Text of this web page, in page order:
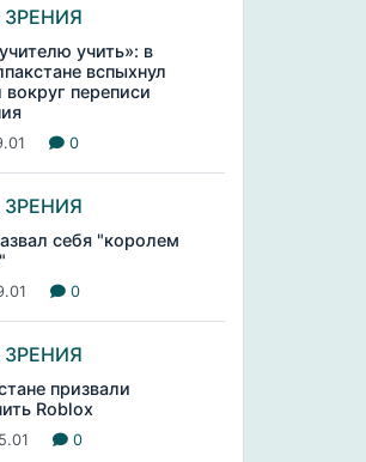
учить»: в
вспыхнул
вокруг переписи
0
себя "королем
0
призвали
Roblox
0